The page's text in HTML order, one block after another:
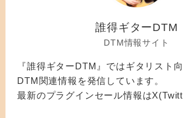
誰得ギターDTM
DTM情報サイト
『誰得ギターDTM』ではギタリスト
DTM関連情報を発信しています。
最新のプラグインセール情報は